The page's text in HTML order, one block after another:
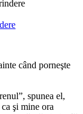
când porneşte
spunea el,
şi mine ora